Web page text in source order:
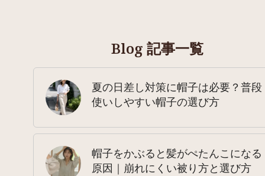
Blog 記事一覧
夏の日差し対策に帽子は必要？普段
使いしやすい帽子の選び方
帽子をかぶると髪がぺたんこになる
原因｜崩れにくい被り方と選び方